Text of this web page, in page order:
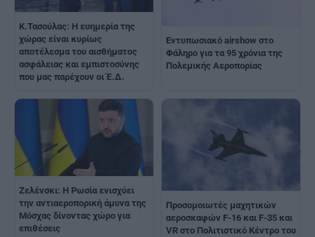
Κ.Τασούλας: Η ευημερία της
χώρας είναι κυρίως
αποτέλεσμα του αισθήματος
ασφάλειας και εμπιστοσύνης
που μας παρέχουν οι Έ.Δ.
Εντυπωσιακό airshow στο
Φάληρο για τα 95 χρόνια της
Πολεμικής Αεροπορίας
Ζελένσκι: Η Ρωσία ενισχύει
την αντιαεροπορική άμυνα της
Μόσχας δίνοντας χώρο για
επιθέσεις
Προσομοιωτές μαχητικών
αεροσκαφών F-16 και F-35 και
VR στο Πολιτιστικό Κέντρο του